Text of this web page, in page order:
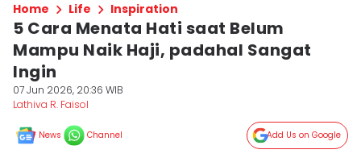
Home Life Inspiration
5 Cara Menata Hati saat Belum
Mampu Naik Haji, padahal Sangat
Ingin
07 Jun 2026, 20:36 WIB
Lathiva R. Faisol
News Channel Add Us on Google